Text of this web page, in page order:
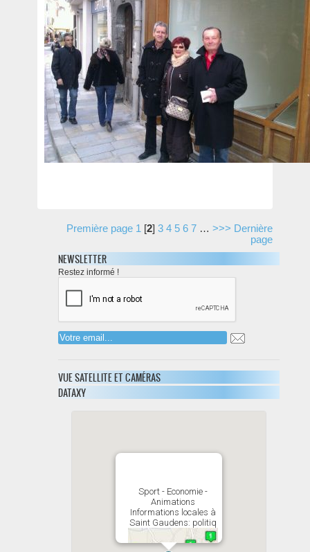
Première page 1 [2] 3 4 5 6 7 … >>> Dernière
page
NEWSLETTER
Restez informé !
VUE SATELLITE ET CAMÉRAS
DATAXY
Sport - Economie -
Animations
Informations locales à
Saint Gaudens: politiq